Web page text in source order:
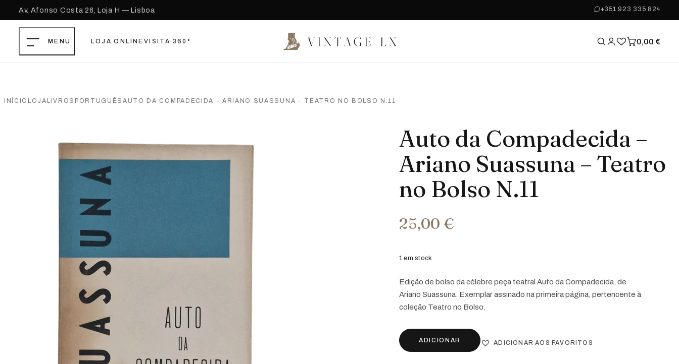
Saltar para o conteúdo principal
Av. Afonso Costa 26, Loja H — Lisboa +351 923 335 824
LOJA ONLINE VISITA 360° 0,00 €
INÍCIO LOJA LIVROS PORTUGUÊSAUTO DA COMPADECIDA – ARIANO SUASSUNA – TEATRO NO BOLSO N.11
Auto da Compadecida –
Ariano Suassuna – Teatro
no Bolso N.11
25,00 €
1 em stock
Edição de bolso da célebre peça teatral Auto da Compadecida, de
Ariano Suassuna. Exemplar assinado na primeira página, pertencente à
coleção Teatro no Bolso.
ADICIONAR ADICIONAR AOS FAVORITOS